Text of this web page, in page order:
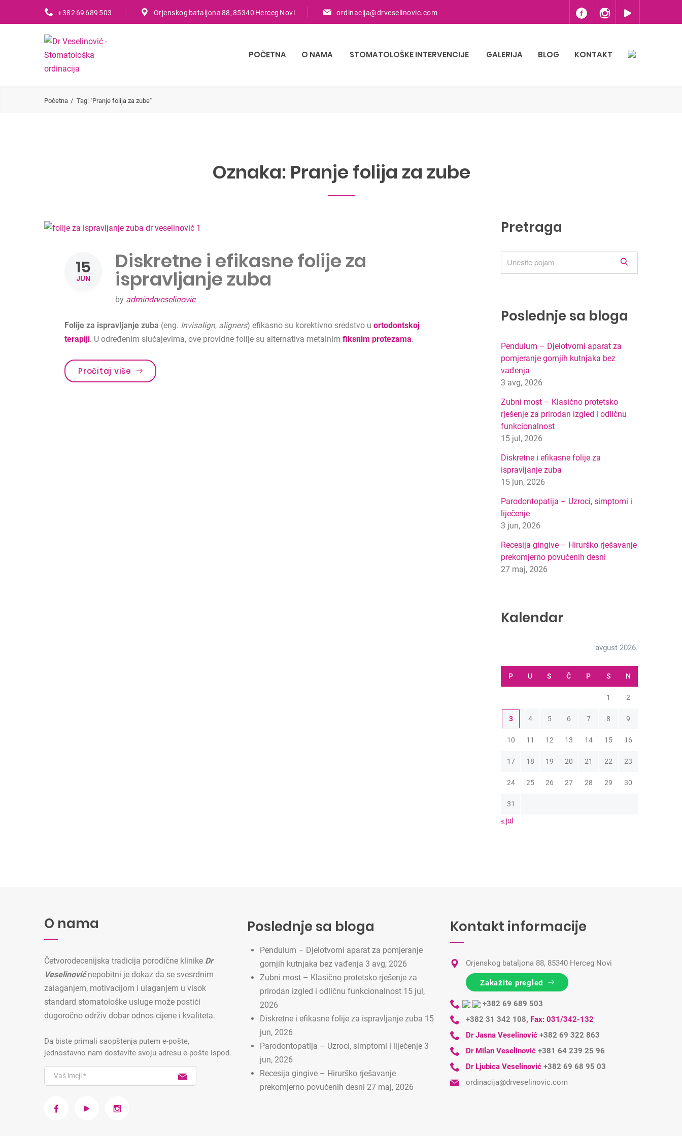
+382 69 689 503 Orjenskog bataljona 88, 85340 Herceg Novi ordinacija@drveselinovic.com
POČETNA O NAMA STOMATOLOŠKE INTERVENCIJE GALERIJA BLOG KONTAKT
Početna Tag: "Pranje folija za zube"
Oznaka: Pranje folija za zube
15
JUN
Diskretne i efikasne folije za
ispravljanje zuba
by admindrveselinovic
Folije za ispravljanje zuba (eng. Invisalign, aligners) efikasno su korektivno sredstvo u ortodontskoj
terapiji. U određenim slučajevima, ove providne folije su alternativa metalnim fiksnim protezama.
Pročitaj više
Pretraga
e
Poslednje sa bloga
Pendulum – Djelotvorni aparat za
pomjeranje gornjih kutnjaka bez
vađenja
3 avg, 2026
Zubni most – Klasično protetsko
rješenje za prirodan izgled i odličnu
funkcionalnost
15 jul, 2026
Diskretne i efikasne folije za
ispravljanje zuba
15 jun, 2026
Parodontopatija – Uzroci, simptomi i
liječenje
3 jun, 2026
Recesija gingive – Hirurško rješavanje
prekomjerno povučenih desni
27 maj, 2026
Kalendar
avgust 2026.
P U S Č P S N
1 2
3 4 5 6 7 8 9
10 11 12 13 14 15 16
17 18 19 20 21 22 23
24 25 26 27 28 29 30
31
« jul
O nama
Četvorodecenijska tradicija porodične klinike Dr
Veselinovićnepobitni je dokaz da se svesrdnim
zalaganjem, motivacijom i ulaganjem u visok
standard stomatološke usluge može postići
dugoročno održiv dobar odnos cijene i kvaliteta.
Da biste primali saopštenja putem e-pošte,
jednostavno nam dostavite svoju adresu e-pošte ispod.
Poslednje sa bloga
Pendulum – Djelotvorni aparat za pomjeranje
gornjih kutnjaka bez vađenja 3 avg, 2026
Zubni most – Klasično protetsko rješenje za
prirodan izgled i odličnu funkcionalnost 15 jul,
2026
Diskretne i efikasne folije za ispravljanje zuba 15
jun, 2026
Parodontopatija – Uzroci, simptomi i liječenje 3
jun, 2026
Recesija gingive – Hirurško rješavanje
prekomjerno povučenih desni 27 maj, 2026
Kontakt informacije
Orjenskog bataljona 88, 85340 Herceg Novi
Zakažite pregled
+382 69 689 503
+382 31 342 108, Fax: 031/342-132
Dr Jasna Veselinović +382 69 322 863
Dr Milan Veselinović +381 64 239 25 96
Dr Ljubica Veselinović +382 69 68 95 03
ordinacija@drveselinovic.com